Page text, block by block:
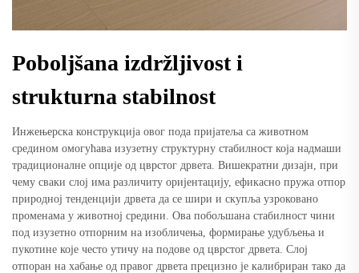
Poboljšana izdržljivost i
strukturna stabilnost
Инжењерска конструкција овог пода пријатеља са животном
средином омогућава изузетну структурну стабилност која надмаши
традиционалне опције од цврстог дрвета. Вишекратни дизајн, при
чему сваки слој има различиту оријентацију, ефикасно пружа отпор
природној тенденцији дрвета да се шири и скупља узроковано
променама у животној средини. Ова побољшана стабилност чини
под изузетно отпорним на изобличења, формирање удубљења и
пукотине које често утичу на подове од цврстог дрвета. Слој
отпоран на хабање од правог дрвета прецизно је калибриран тако да